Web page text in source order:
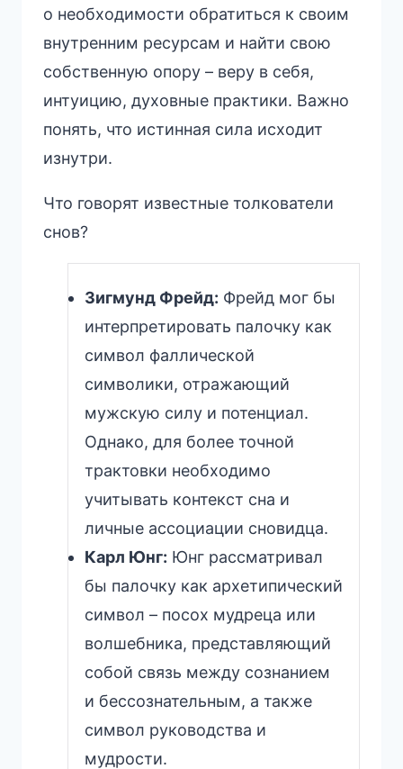
о необходимости обратиться к своим
внутренним ресурсам и найти свою
собственную опору – веру в себя,
интуицию, духовные практики. Важно
понять, что истинная сила исходит
изнутри.
Что говорят известные толкователи
снов?
Зигмунд Фрейд: Фрейд мог бы
интерпретировать палочку как
символ фаллической
символики, отражающий
мужскую силу и потенциал.
Однако, для более точной
трактовки необходимо
учитывать контекст сна и
личные ассоциации сновидца.
Карл Юнг: Юнг рассматривал
бы палочку как архетипический
символ – посох мудреца или
волшебника, представляющий
собой связь между сознанием
и бессознательным, а также
символ руководства и
мудрости.